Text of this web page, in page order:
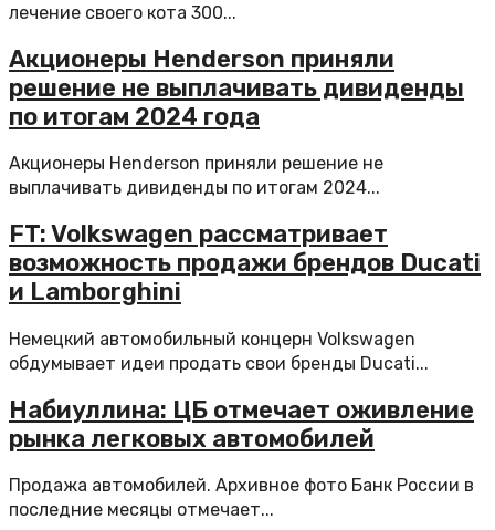
лечение своего кота 300...
Акционеры Henderson приняли
решение не выплачивать дивиденды
по итогам 2024 года
Акционеры Henderson приняли решение не
выплачивать дивиденды по итогам 2024...
FT: Volkswagen рассматривает
возможность продажи брендов Ducati
и Lamborghini
Немецкий автомобильный концерн Volkswagen
обдумывает идеи продать свои бренды Ducati...
Набиуллина: ЦБ отмечает оживление
рынка легковых автомобилей
Продажа автомобилей. Архивное фото Банк России в
последние месяцы отмечает...